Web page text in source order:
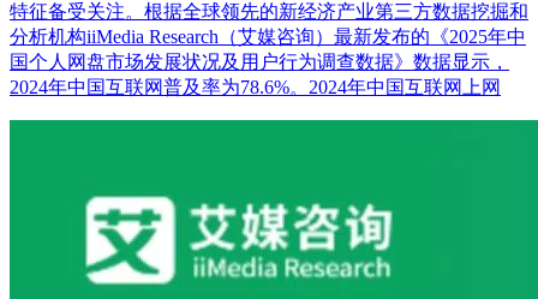
特征备受关注。根据全球领先的新经济产业第三方数据挖掘和
分析机构iiMedia Research（艾媒咨询）最新发布的《2025年中
国个人网盘市场发展状况及用户行为调查数据》数据显示，
2024年中国互联网普及率为78.6%。2024年中国互联网上网